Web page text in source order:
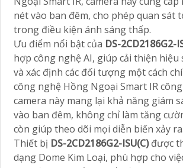
nét vào ban đêm, cho phép quan sát
trong điều kiện ánh sáng thấp.
Ưu điểm nổi bật của DS-2CD2186G2-
hợp công nghệ AI, giúp cải thiện hiệu
và xác định các đối tượng một cách
công nghệ Hồng Ngoại Smart IR
camera này mang lại khả năng giám
vào ban đêm, không chỉ làm tăng
còn giúp theo dõi mọi diễn biến xảy ra.
Thiết bị DS-2CD2186G2-ISU(C)được
dạng Dome Kim Loại, phù hợp cho